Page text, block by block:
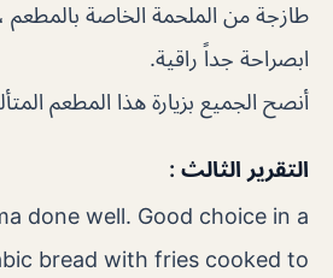
طازجة من الملحمة الخاصة بالمطعم
ابصراحة جداً راقية.
أنصح الجميع بزيارة هذا المطعم
التقرير الثالث :
done well. Good choice in a
bread with fries cooked to